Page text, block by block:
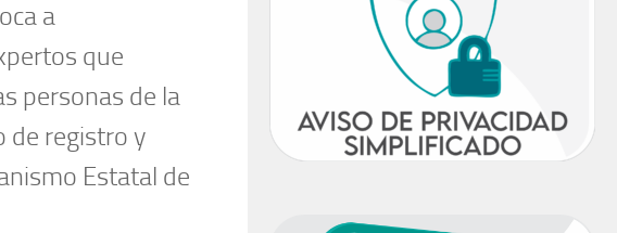
a
que
personas de la
de registro y
Estatal de